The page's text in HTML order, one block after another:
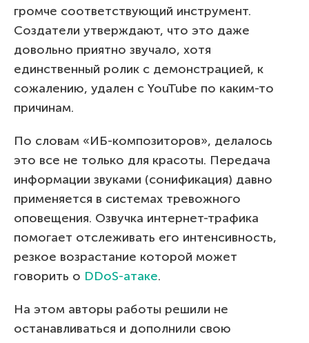
громче соответствующий инструмент.
Создатели утверждают, что это даже
довольно приятно звучало, хотя
единственный ролик с демонстрацией, к
сожалению, удален с YouTube по каким-то
причинам.
По словам «ИБ-композиторов», делалось
это все не только для красоты. Передача
информации звуками (сонификация) давно
применяется в системах тревожного
оповещения. Озвучка интернет-трафика
помогает отслеживать его интенсивность,
резкое возрастание которой может
говорить о DDoS-атаке.
На этом авторы работы решили не
останавливаться и дополнили свою